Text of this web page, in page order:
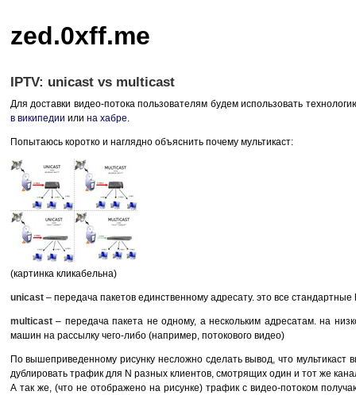
zed.0xff.me
IPTV: unicast vs multicast
Для доставки видео-потока пользователям будем использовать
в википедии или на хабре.
Попытаюсь коротко и наглядно объяснить почему мультикаст:
(картинка кликабельна)
unicast– передача пакетов единственному адресату. это все стандартные
multicast– передача пакета не одному, а нескольким адресатам. на
машин на рассылку чего-либо (например, потокового видео)
По вышеприведенному рисунку несложно сделать вывод, что мультикаст
дублировать трафик для N разных клиентов, смотрящих один и тот же
А так же, (что не отображено на рисунке) трафик с видео-потоком